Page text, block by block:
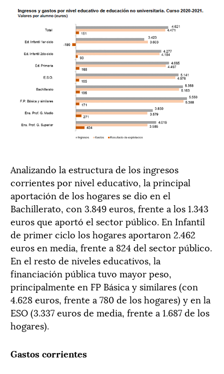
Analizando la estructura de los ingresos
corrientespor nivel educativo, la principal
aportación de los hogares se dio en el
Bachillerato, con 3.849 euros, frente a los1.343
euros que aportó el sector público. En Infantil
de primer ciclo los hogares aportaron 2.462
eurosen media, frente a 824 del sector público.
En el resto de niveles educativos, la
financiación pública tuvo mayor peso,
principalmente en FP Básica y similares(con
4.628 euros, frente a 780 de los hogares) yen la
ESO(3.337 euros de media, frente a 1.687 de los
hogares).
Gastoscorrientes